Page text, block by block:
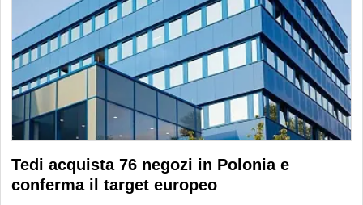
Tedi acquista 76 negozi in Polonia e
conferma il target europeo